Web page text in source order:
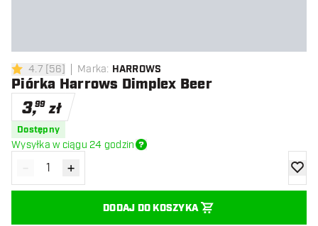
4.7 gwiazdki oceny
4.7 [56] Marka: HARROWS
Piórka Harrows Dimplex Beer
3,99 zł
Dostępny
Wysyłka w ciągu 24 godzin
Zmniejsz ilość
- Zwiększ ilość
+
DODAJ DO KOSZYKA